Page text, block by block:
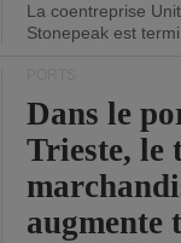
La coentreprise
Stonepeak est
Dans le
Trieste, le
augmente